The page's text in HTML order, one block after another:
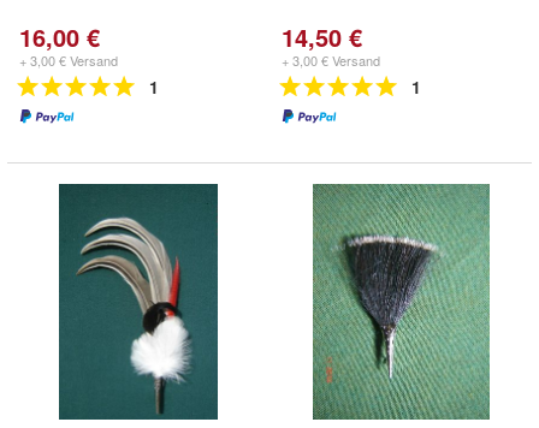
16,00 €
+ 3,00 € Versand
1
14,50 €
+ 3,00 € Versand
1